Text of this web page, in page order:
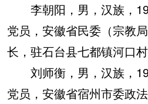
李朝阳，男，汉族，
党员，安徽省民委（宗教
长，驻石台县七都镇河口村
刘师衡，男，汉族，
党员，安徽省宿州市委政